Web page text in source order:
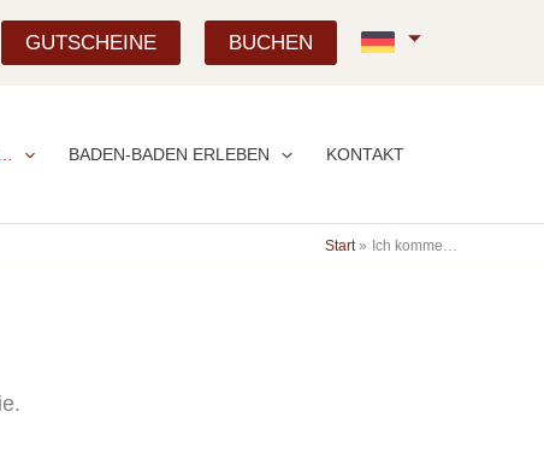
GUTSCHEINE BUCHEN
BADEN-BADEN ERLEBEN KONTAKT
Start Ich komme…